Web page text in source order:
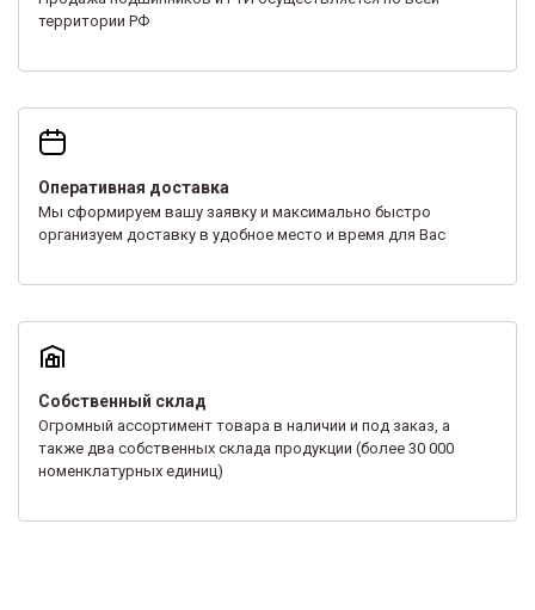
территории РФ
Оперативная доставка
Мы сформируем вашу заявку и максимально быстро
организуем доставку в удобное место и время для Вас
Собственный склад
Огромный ассортимент товара в наличии и под заказ, а
также два собственных склада продукции (более 30 000
номенклатурных единиц)